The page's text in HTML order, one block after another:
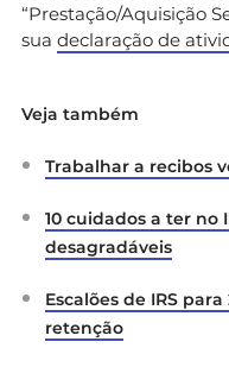
“Prestação/Aquisição
sua declaração de
Veja também
Trabalhar a recibos
10 cuidados a ter no
desagradáveis
Escalões de IRS
retenção